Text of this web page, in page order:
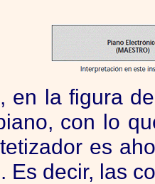
en la figura
con lo
es
Es decir, las